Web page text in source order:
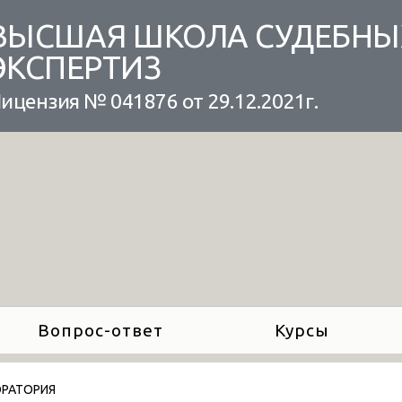
ШКОЛА
№ 041876 от 29.12.2021г.
Вопрос-ответ Курсы